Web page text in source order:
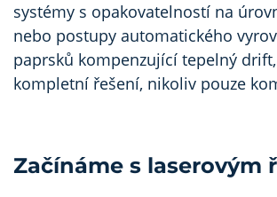
systémy s opakovatelností na
nebo postupy automatického
paprsků kompenzující tepelný
kompletní řešení, nikoliv pouze
Začínáme s laserovým